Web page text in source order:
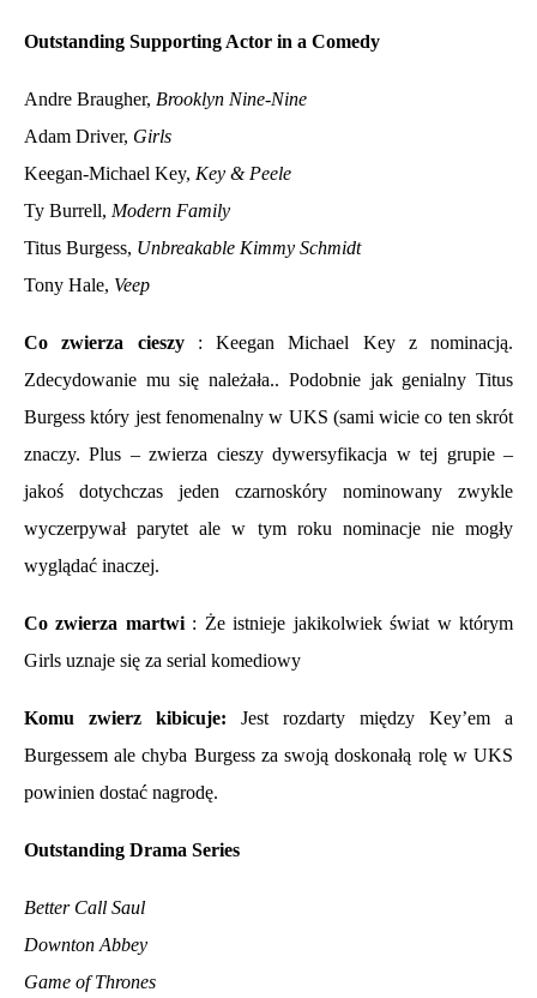
Outstanding Supporting Actor in a Comedy
Andre Braugher, Brooklyn Nine-Nine
Adam Driver, Girls
Keegan-Michael Key, Key & Peele
Ty Burrell, Modern Family
Titus Burgess, Unbreakable Kimmy Schmidt
Tony Hale, Veep
Co zwierza cieszy: Keegan Michael Key z nominacją.
Zdecydowanie mu się należała.. Podobnie jak genialny Titus
Burgess który jest fenomenalny w UKS (sami wicie co ten skrót
znaczy. Plus – zwierza cieszy dywersyfikacja w tej grupie –
jakoś dotychczas jeden czarnoskóry nominowany zwykle
wyczerpywał parytet ale w tym roku nominacje nie mogły
wyglądać inaczej.
Co zwierza martwi : Że istnieje jakikolwiek świat w którym
Girls uznaje się za serial komediowy
Komu zwierz kibicuje: Jest rozdarty między Key’em a
Burgessem ale chyba Burgess za swoją doskonałą rolę w UKS
powinien dostać nagrodę.
Outstanding Drama Series
Better Call Saul
Downton Abbey
Game of Thrones